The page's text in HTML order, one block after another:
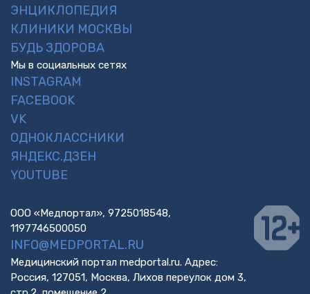
ЭНЦИКЛОПЕДИЯ
КЛИНИКИ МОСКВЫ
БУДЬ ЗДОРОВА
Мы в социальных сетях
INSTAGRAM
FACEBOOK
VK
ОДНОКЛАССНИКИ
ЯНДЕКС.ДЗЕН
YOUTUBE
ООО «Медпортал», 9725018548,
1197746500050
INFO@MEDPORTAL.RU
Медицинский портал medportal.ru. Адрес:
Россия, 127051, Москва, Лихов переулок дом 3,